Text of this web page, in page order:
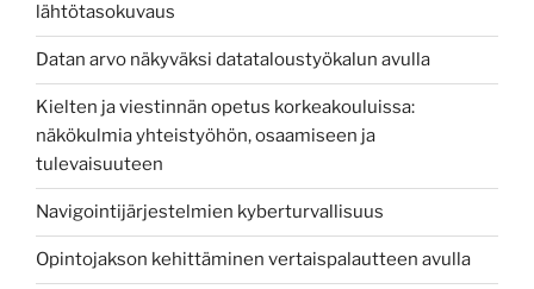
lähtötasokuvaus
Datan arvo näkyväksi datataloustyökalun avulla
Kielten ja viestinnän opetus korkeakouluissa:
näkökulmia yhteistyöhön, osaamiseen ja
tulevaisuuteen
Navigointijärjestelmien kyberturvallisuus
Opintojakson kehittäminen vertaispalautteen avulla